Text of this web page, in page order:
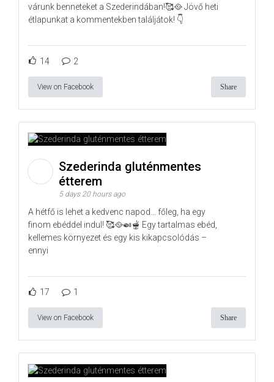
várunk benneteket a Szederindában!🥰🥘 Jövő heti
étlapunkat a kommentekben találjátok! 👇
14 2
View on Facebook Share
Szederinda gluténmentes
étterem
5 days 20 hours ago
A hétfő is lehet a kedvenc napod… főleg, ha egy
finom ebéddel indul! 🥰🥘🍛🫕 Egy tartalmas ebéd,
kellemes környezet és egy kis kikapcsolódás –
ennyi
17 1
View on Facebook Share